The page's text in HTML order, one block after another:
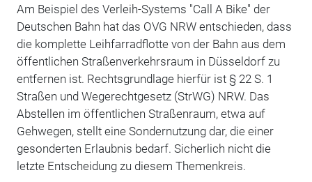
Am Beispiel des Verleih-Systems "Call A Bike" der
Deutschen Bahn hat das OVG NRW entschieden, dass
die komplette Leihfarradflotte von der Bahn aus dem
öffentlichen Straßenverkehrsraum in Düsseldorf zu
entfernen ist. Rechtsgrundlage hierfür ist § 22 S. 1
Straßen und Wegerechtgesetz (StrWG) NRW. Das
Abstellen im öffentlichen Straßenraum, etwa auf
Gehwegen, stellt eine Sondernutzung dar, die einer
gesonderten Erlaubnis bedarf. Sicherlich nicht die
letzte Entscheidung zu diesem Themenkreis.